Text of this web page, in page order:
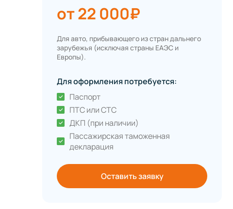
от 22 000₽
Для авто, прибывающего из стран дальнего
зарубежья (исключая страны ЕАЭС и
Европы).
Для оформления потребуется:
Паспорт
ПТС или СТС
ДКП (при наличии)
Пассажирская таможенная
декларация
Оставить заявку